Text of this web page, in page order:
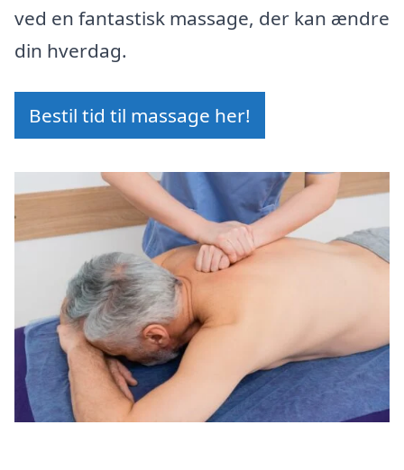
ved en fantastisk massage, der kan ændre
din hverdag.
Bestil tid til massage her!